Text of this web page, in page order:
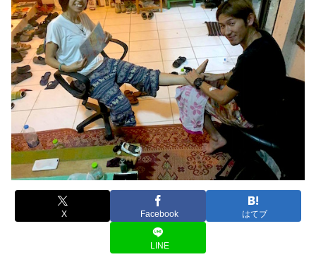
X Facebook はてブ
LINE